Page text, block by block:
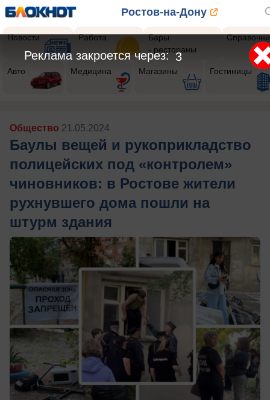
Ростов-на-Дону
Новости Работа
Бары
- рестораны
Авто Медицина Магазины Гостиницы
Общество 21.05.2024
Баулы вещей и рукоприкладство
полицейских под «контролем»
чиновников: в Ростове жители
рухнувшего дома пошли на
штурм здания
1
Реклама закроется через: